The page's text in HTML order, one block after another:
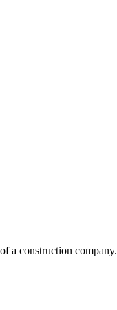
a construction company.